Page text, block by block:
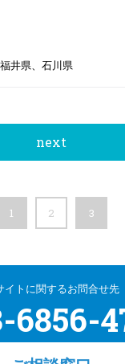
井県、石川県
next
1 2 3
イトに関するお問合せ先